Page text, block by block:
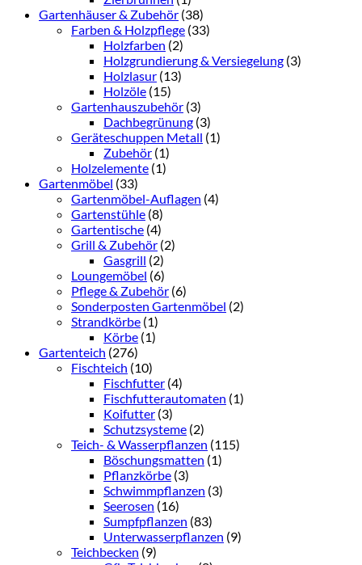
Gartenhäuser & Zubehör (38)
Farben & Holzpflege (33)
Holzfarben (2)
Holzgrundierung & Versiegelung (3)
Holzlasur (13)
Holzöle (15)
Gartenhauszubehör (3)
Dachbegrünung (3)
Geräteschuppen Metall (1)
Zubehör (1)
Holzelemente (1)
Gartenmöbel (33)
Gartenmöbel-Auflagen (4)
Gartenstühle (8)
Gartentische (4)
Grill & Zubehör (2)
Gasgrill (2)
Loungemöbel (6)
Pflege & Zubehör (6)
Sonderposten Gartenmöbel (2)
Strandkörbe (1)
Körbe (1)
Gartenteich (276)
Fischteich (10)
Fischfutter (4)
Fischfutterautomaten (1)
Koifutter (3)
Schutzsysteme (2)
Teich- & Wasserpflanzen (115)
Böschungsmatten (1)
Pflanzkörbe (3)
Schwimmpflanzen (3)
Seerosen (16)
Sumpfpflanzen (83)
Unterwasserpflanzen (9)
Teichbecken (9)